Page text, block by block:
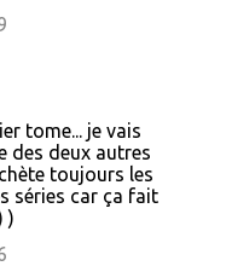
tome... je vais
des deux autres
toujours les
séries car ça fait
)